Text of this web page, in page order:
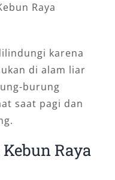
Raya
karena
di alam liar
burung
saat pagi dan
Raya